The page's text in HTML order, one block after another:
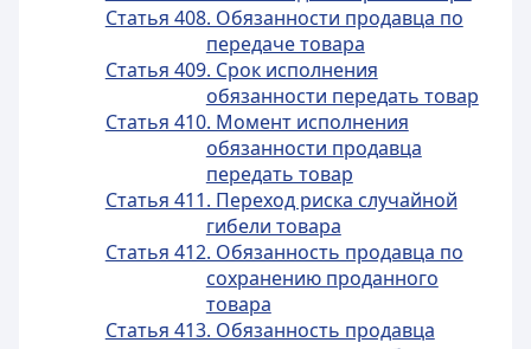
Статья 408. Обязанности продавца по
передаче товара
Статья 409. Срок исполнения
обязанности передать товар
Статья 410. Момент исполнения
обязанности продавца
передать товар
Статья 411. Переход риска случайной
гибели товара
Статья 412. Обязанность продавца по
сохранению проданного
товара
Статья 413. Обязанность продавца